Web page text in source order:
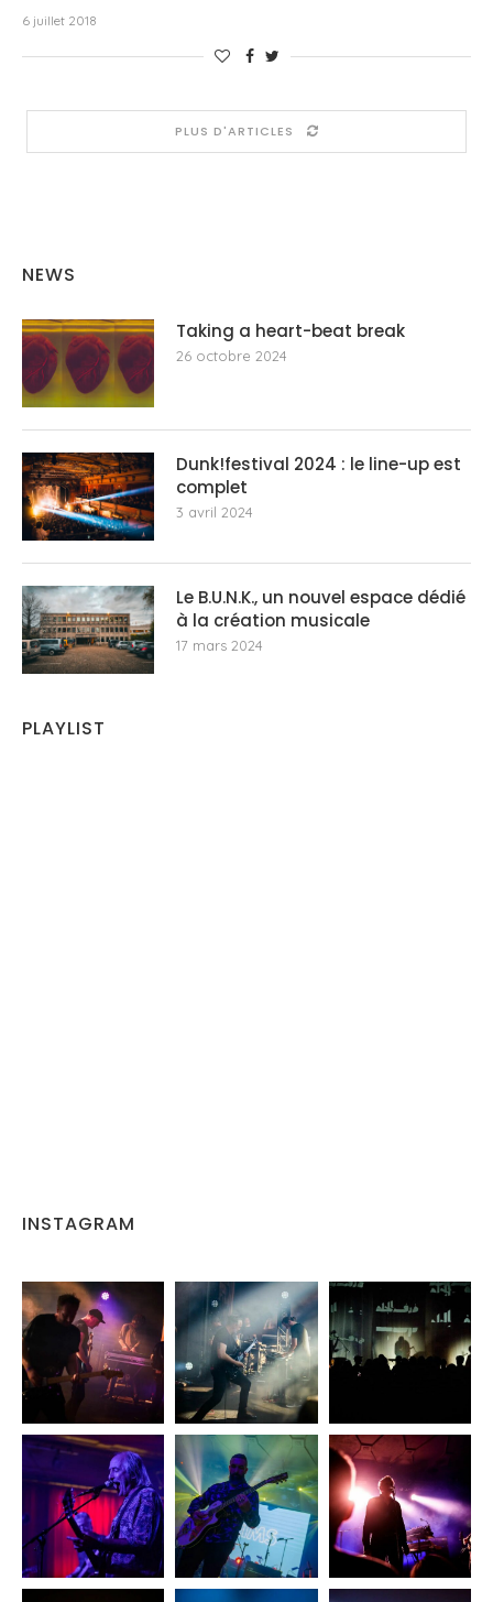
6 juillet 2018
PLUS D'ARTICLES
NEWS
Taking a heart-beat break
26 octobre 2024
Dunk!festival 2024 : le line-up est
complet
3 avril 2024
Le B.U.N.K., un nouvel espace dédié
à la création musicale
17 mars 2024
PLAYLIST
INSTAGRAM